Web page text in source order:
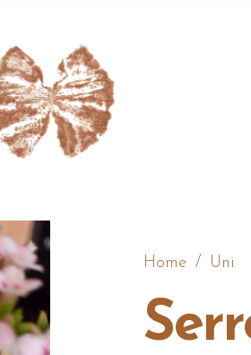
Home / Uni